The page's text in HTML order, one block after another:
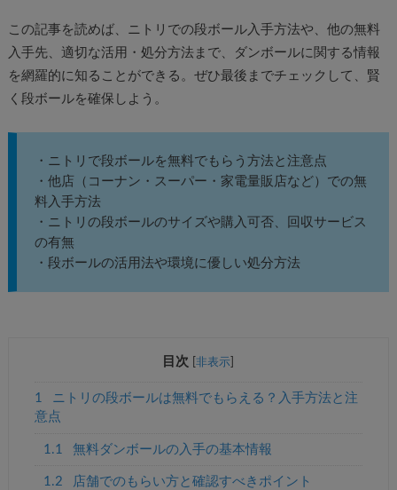
この記事を読めば、ニトリでの段ボール入手方法や、他の無料
入手先、適切な活用・処分方法まで、ダンボールに関する情報
を網羅的に知ることができる。ぜひ最後までチェックして、賢
く段ボールを確保しよう。
・ニトリで段ボールを無料でもらう方法と注意点
・他店（コーナン・スーパー・家電量販店など）での無
料入手方法
・ニトリの段ボールのサイズや購入可否、回収サービス
の有無
・段ボールの活用法や環境に優しい処分方法
目次 [非表示
1
ニトリの段ボールは無料でもらえる？入手方法と注
意点
1.1 無料ダンボールの入手の基本情報
1.2 店舗でのもらい方と確認すべきポイント